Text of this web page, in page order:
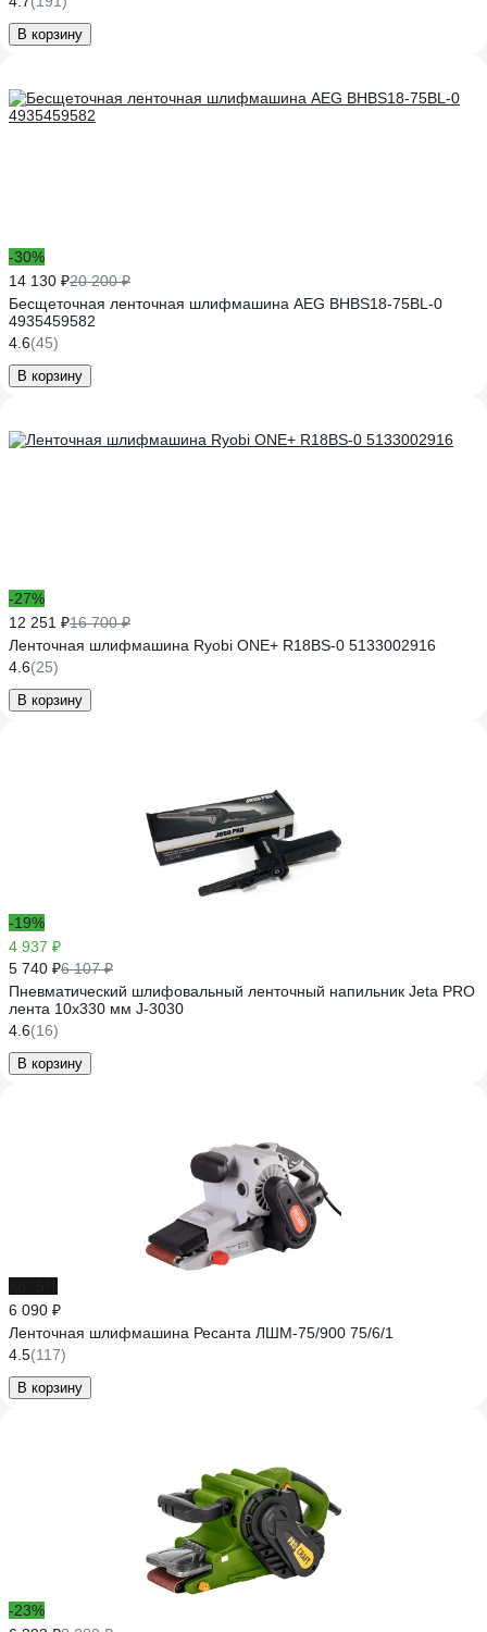
В корзину
-30%
14 130 ₽20 200 ₽
Бесщеточная ленточная шлифмашина AEG BHBS18-75BL-0
4935459582
4.6(45)
В корзину
-27%
12 251 ₽16 700 ₽
Ленточная шлифмашина Ryobi ONE+ R18BS-0 5133002916
4.6(25)
В корзину
-19%
4 937 ₽
5 740 ₽6 107 ₽
Пневматический шлифовальный ленточный напильник Jeta PRO
лента 10x330 мм J-3030
4.6(16)
В корзину
6 090 ₽
Ленточная шлифмашина Ресанта ЛШМ-75/900 75/6/1
4.5(117)
В корзину
-23%